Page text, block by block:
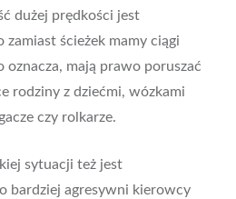
dużej prędkości jest
zamiast ścieżek mamy ciągi
mają prawo poruszać
rodziny z dziećmi, wózkami
czy rolkarze.
sytuacji też jest
bardziej agresywni kierowcy